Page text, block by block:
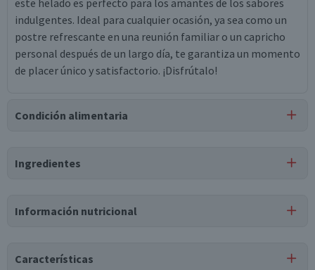
este helado es perfecto para los amantes de los sabores
indulgentes. Ideal para cualquier ocasión, ya sea como un
postre refrescante en una reunión familiar o un capricho
personal después de un largo día, te garantiza un momento
de placer único y satisfactorio. ¡Disfrútalo!
Condición alimentaria
Ingredientes
vegetal de palma fraccionado, caramelo iv, saborizante
Información nutricional
Características